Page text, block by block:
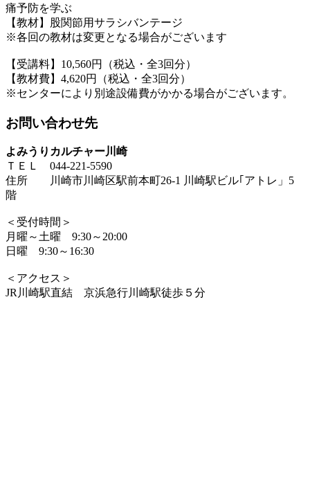
痛予防を学ぶ
【教材】股関節用サラシバンテージ
※各回の教材は変更となる場合がございます
【受講料】10,560円（税込・全3回分）
【教材費】4,620円（税込・全3回分）
※センターにより別途設備費がかかる場合がございます。
お問い合わせ先
よみうりカルチャー川崎
ＴＥＬ 044-221-5590
住所 川崎市川崎区駅前本町26-1 川崎駅ビル｢アトレ」5
階
＜受付時間＞
月曜～土曜 9:30～20:00
日曜 9:30～16:30
＜アクセス＞
JR川崎駅直結 京浜急行川崎駅徒歩５分